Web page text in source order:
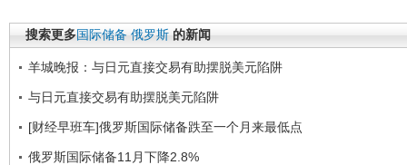
搜索更多国际储备 俄罗斯 的新闻
羊城晚报：与日元直接交易有助摆脱美元陷阱
与日元直接交易有助摆脱美元陷阱
[财经早班车]俄罗斯国际储备跌至一个月来最低点
俄罗斯国际储备11月下降2.8%